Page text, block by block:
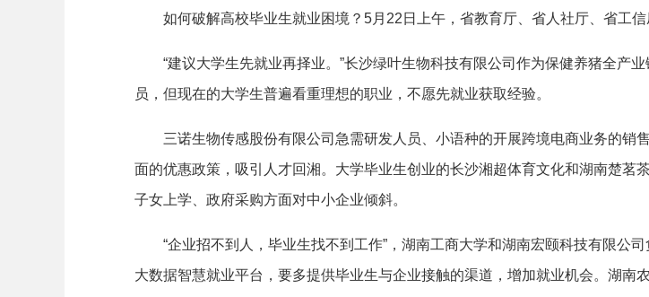
如何破解高校毕业生就业困境？5月22日上午，省教育厅、省人社厅、省工信
“建议大学生先就业再择业。”长沙绿叶生物科技有限公司作为保健养猪全产
员，但现在的大学生普遍看重理想的职业，不愿先就业获取经验。
三诺生物传感股份有限公司急需研发人员、小语种的开展跨境电商业务的销
面的优惠政策，吸引人才回湘。大学毕业生创业的长沙湘超体育文化和湖南楚茗
子女上学、政府采购方面对中小企业倾斜。
“企业招不到人，毕业生找不到工作”，湖南工商大学和湖南宏颐科技有限公
大数据智慧就业平台，要多提供毕业生与企业接触的渠道，增加就业机会。湖